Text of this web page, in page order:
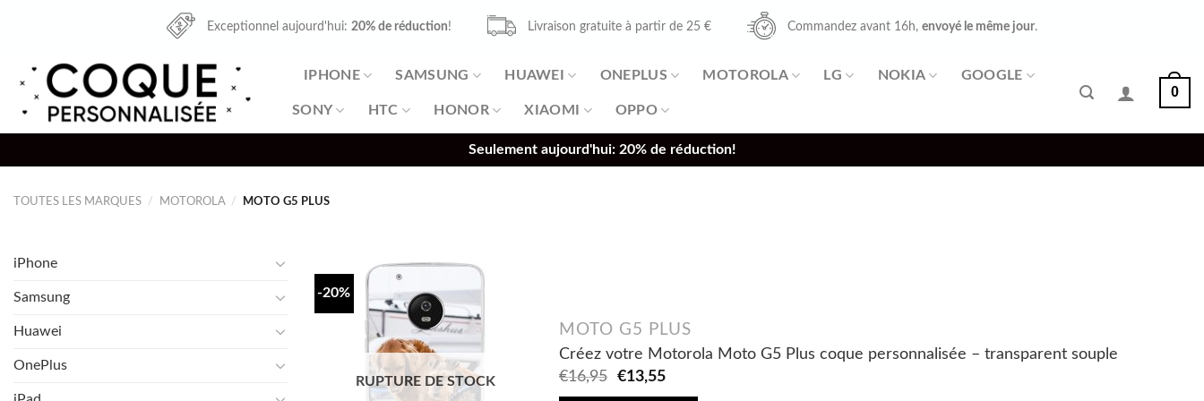
Exceptionnel aujourd'hui:20% de réduction! Livraison gratuite à partir de 25 € Commandez avant 16h, envoyé le même jour.
IPHONE SAMSUNG HUAWEI ONEPLUS MOTOROLA LG NOKIA GOOGLE
SONY HTC HONOR XIAOMI OPPO
0
Seulement aujourd'hui: 20% de réduction!
TOUTES LES MARQUES / MOTOROLA / MOTO G5 PLUS
iPhone
Samsung
Huawei
OnePlus
-20%
RUPTURE DE STOCK
MOTO G5 PLUS
Créez votre Motorola Moto G5 Plus coque personnalisée – transparent souple
€16,95
Original
€13,55Current